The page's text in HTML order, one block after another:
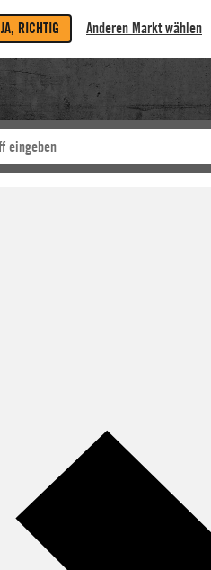
JA, RICHTIG Anderen Markt wählen